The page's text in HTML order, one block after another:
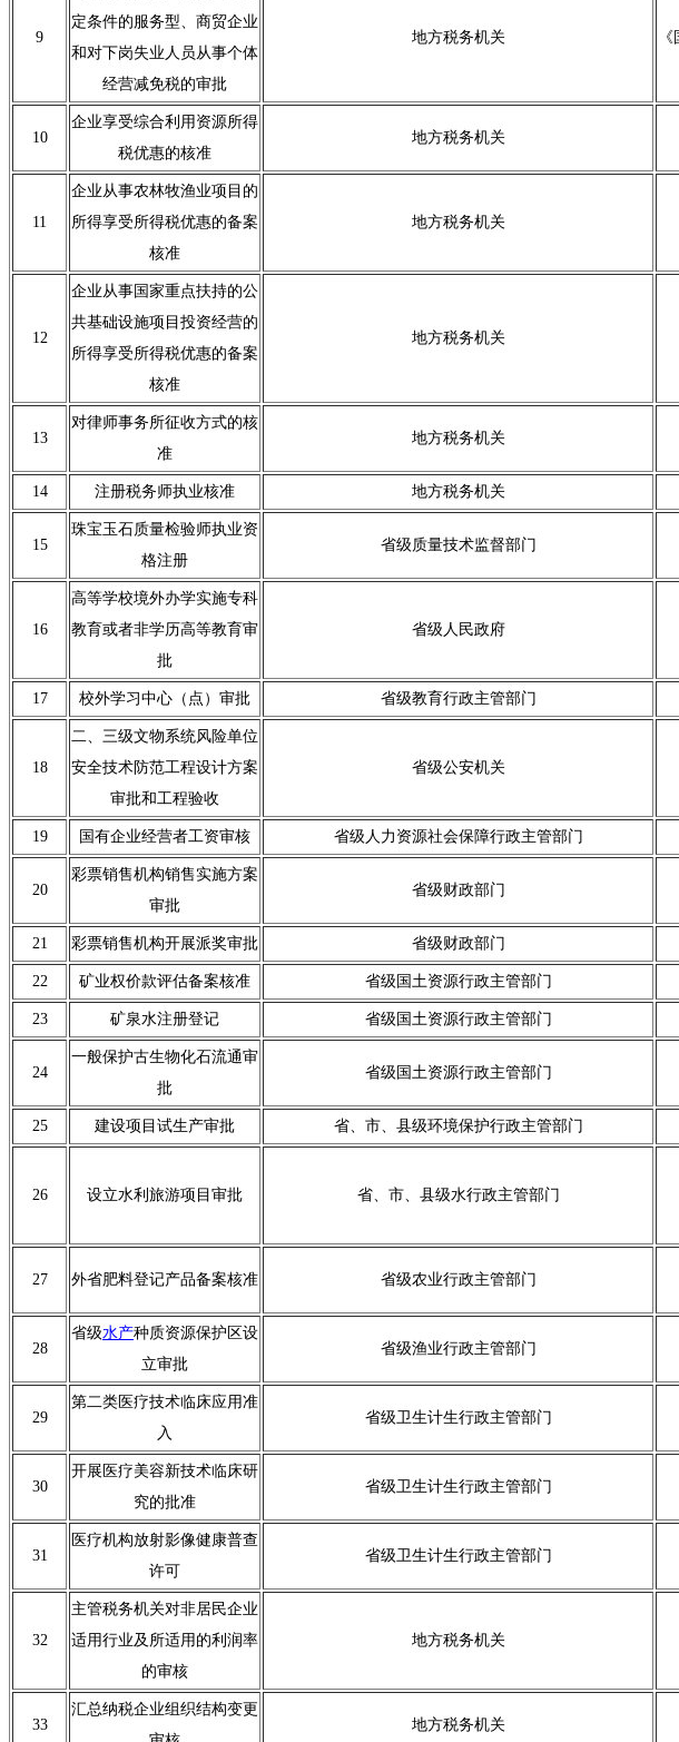
9
定条件的服务型、商贸企业
和对下岗失业人员从事个体
经营减免税的审批
地方税务机关
10
企业享受综合利用资源所得
税优惠的核准
地方税务机关
11
企业从事农林牧渔业项目的
所得享受所得税优惠的备案
核准
地方税务机关
12
企业从事国家重点扶持的公
共基础设施项目投资经营的
所得享受所得税优惠的备案
核准
地方税务机关
13
对律师事务所征收方式的核
准
地方税务机关
14 注册税务师执业核准 地方税务机关
15
珠宝玉石质量检验师执业资
格注册
省级质量技术监督部门
16
高等学校境外办学实施专科
教育或者非学历高等教育审
批
省级人民政府
17 校外学习中心（点）审批 省级教育行政主管部门
18
二、三级文物系统风险单位
安全技术防范工程设计方案
审批和工程验收
省级公安机关
19 国有企业经营者工资审核 省级人力资源社会保障行政主管部门
20
彩票销售机构销售实施方案
审批
省级财政部门
21 彩票销售机构开展派奖审批 省级财政部门
22 矿业权价款评估备案核准 省级国土资源行政主管部门
23 矿泉水注册登记 省级国土资源行政主管部门
24
一般保护古生物化石流通审
批
省级国土资源行政主管部门
25 建设项目试生产审批 省、市、县级环境保护行政主管部门
26 设立水利旅游项目审批 省、市、县级水行政主管部门
27 外省肥料登记产品备案核准 省级农业行政主管部门
28
省级水产种质资源保护区设
立审批
省级渔业行政主管部门
29
第二类医疗技术临床应用准
入
省级卫生计生行政主管部门
30
开展医疗美容新技术临床研
究的批准
省级卫生计生行政主管部门
31
医疗机构放射影像健康普查
许可
省级卫生计生行政主管部门
32
主管税务机关对非居民企业
适用行业及所适用的利润率
的审核
地方税务机关
33
汇总纳税企业组织结构变更
地方税务机关